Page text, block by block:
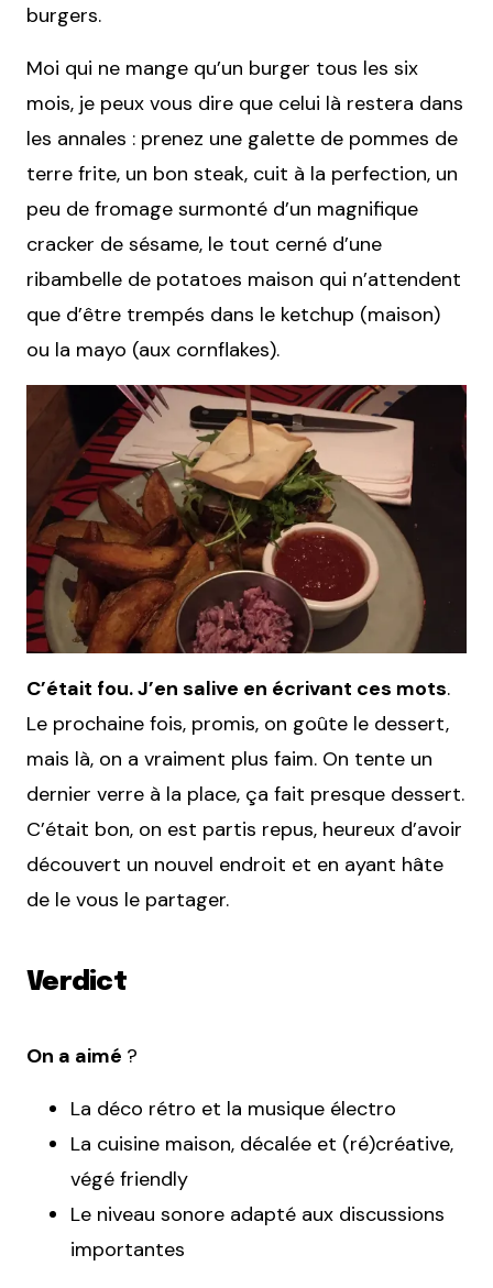
burgers.
Moi qui ne mange qu’un burger tous les six
mois, je peux vous dire que celui là restera dans
les annales : prenez une galette de pommes de
terre frite, un bon steak, cuit à la perfection, un
peu de fromage surmonté d’un magnifique
cracker de sésame, le tout cerné d’une
ribambelle de potatoes maison qui n’attendent
que d’être trempés dans le ketchup (maison)
ou la mayo (aux cornflakes).
C’était fou. J’en salive en écrivant ces mots.
Le prochaine fois, promis, on goûte le dessert,
mais là, on a vraiment plus faim. On tente un
dernier verre à la place, ça fait presque dessert.
C’était bon, on est partis repus, heureux d’avoir
découvert un nouvel endroit et en ayant hâte
de le vous le partager.
Verdict
On a aimé ?
La déco rétro et la musique électro
La cuisine maison, décalée et (ré)créative,
végé friendly
Le niveau sonore adapté aux discussions
importantes